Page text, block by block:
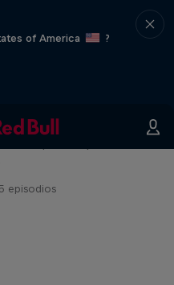
of America
?
episodios